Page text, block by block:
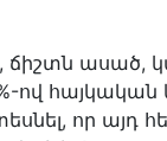
ասած,
ով
որ